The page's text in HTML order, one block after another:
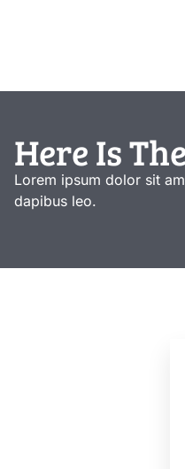
Here Is
Lorem ipsum dolor sit
dapibus leo.